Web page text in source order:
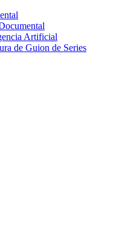
Artificial
de Guion de Series